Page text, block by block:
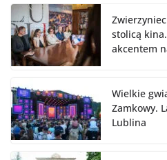
stolicą
akcentem
Wielkie
Zamkowy.
Lublina